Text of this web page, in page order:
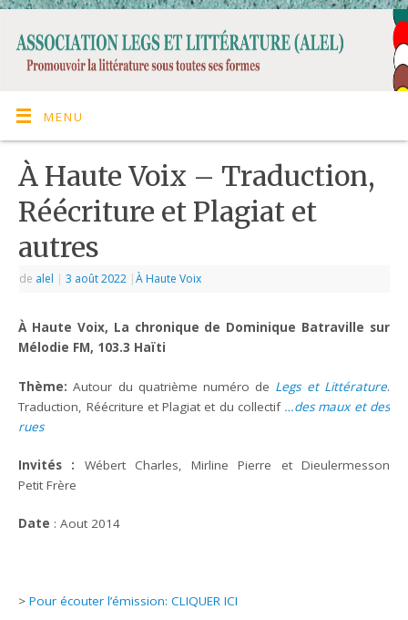
MENU
À Haute Voix – Traduction,
Réécriture et Plagiat et
autres
de alel | 3 août 2022 |À Haute Voix
À Haute Voix, La chronique de Dominique Batraville sur
Mélodie FM, 103.3 Haïti
Thème:Autour du quatrième numéro de Legs et Littérature.
Traduction, Réécriture et Plagiat et du collectif …des maux et des
rues
Invités : Wébert Charles, Mirline Pierre et Dieulermesson
Petit Frère
Date : Aout 2014
>Pour écouter l’émission: CLIQUER ICI